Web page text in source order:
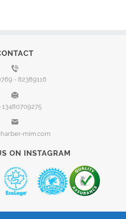
- 82389116
13480709275
mim.com
ON INSTAGRAM